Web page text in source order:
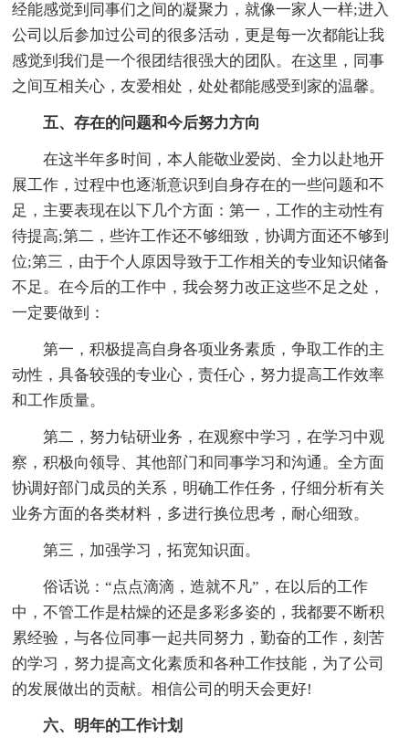
经能感觉到同事们之间的凝聚力，就像一家人一样;进入
公司以后参加过公司的很多活动，更是每一次都能让我
感觉到我们是一个很团结很强大的团队。在这里，同事
之间互相关心，友爱相处，处处都能感受到家的温馨。
五、存在的问题和今后努力方向
在这半年多时间，本人能敬业爱岗、全力以赴地开
展工作，过程中也逐渐意识到自身存在的一些问题和不
足，主要表现在以下几个方面：第一，工作的主动性有
待提高;第二，些许工作还不够细致，协调方面还不够到
位;第三，由于个人原因导致于工作相关的专业知识储备
不足。在今后的工作中，我会努力改正这些不足之处，
一定要做到：
第一，积极提高自身各项业务素质，争取工作的主
动性，具备较强的专业心，责任心，努力提高工作效率
和工作质量。
第二，努力钻研业务，在观察中学习，在学习中观
察，积极向领导、其他部门和同事学习和沟通。全方面
协调好部门成员的关系，明确工作任务，仔细分析有关
业务方面的各类材料，多进行换位思考，耐心细致。
第三，加强学习，拓宽知识面。
俗话说：“点点滴滴，造就不凡”，在以后的工作
中，不管工作是枯燥的还是多彩多姿的，我都要不断积
累经验，与各位同事一起共同努力，勤奋的工作，刻苦
的学习，努力提高文化素质和各种工作技能，为了公司
的发展做出的贡献。相信公司的明天会更好!
六、明年的工作计划